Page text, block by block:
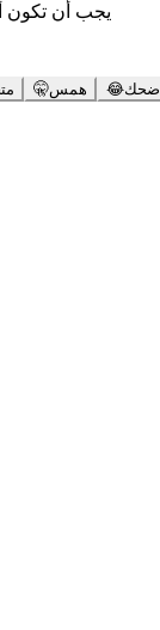
يجب أن تكون
🤫همس 😂ضحك